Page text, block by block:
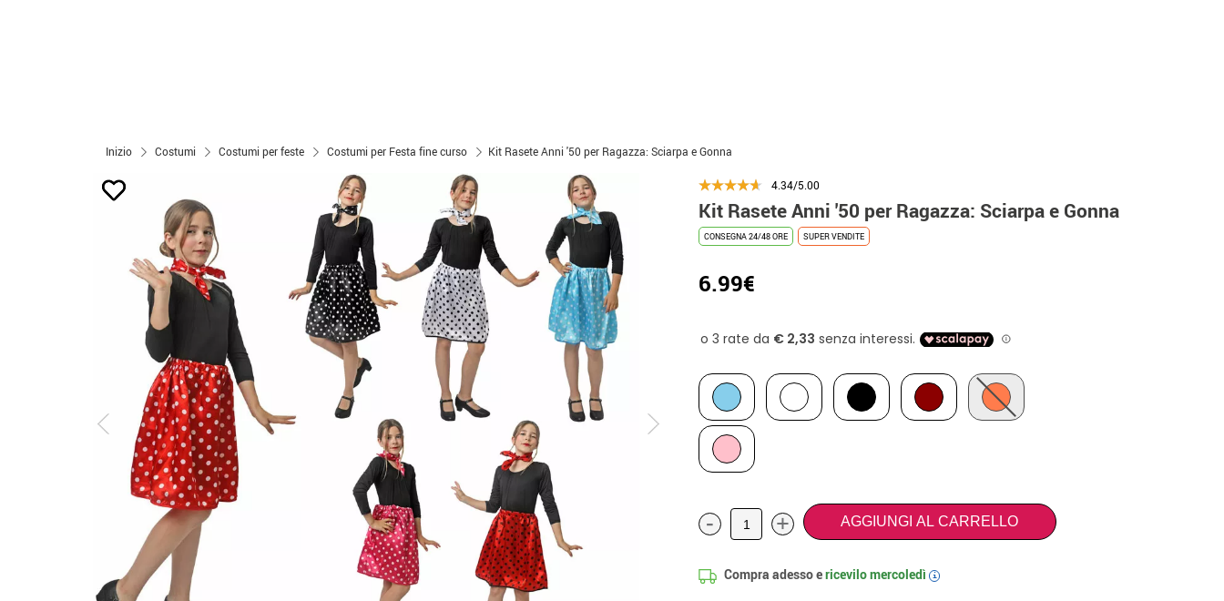
Inizio Costumi Costumi per feste Costumi per Festa fine curso Kit Rasete Anni '50 per Ragazza: Sciarpa e Gonna
4.34/5.00
Kit Rasete Anni '50 per Ragazza: Sciarpa e Gonna
CONSEGNA 24/48 ORE SUPER VENDITE
6.99€
- + AGGIUNGI AL CARRELLO
Compra adesso ericevilomercoledì i